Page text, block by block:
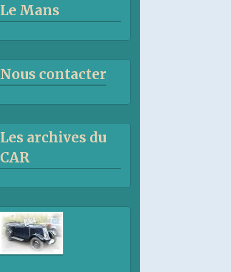
Le Mans
Nous contacter
Les archives du
CAR